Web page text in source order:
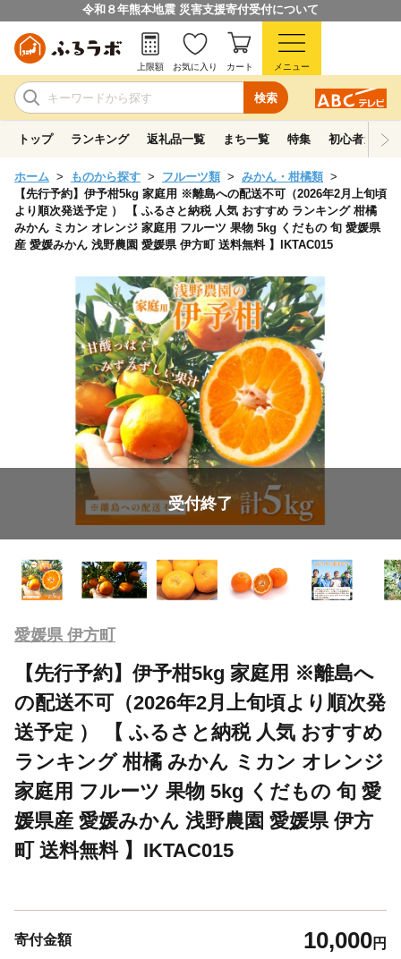
令和８年熊本地震 災害支援寄付受付について
検索
上限額 お気に入り カート メニュー
トップ ランキング 返礼品一覧 まち一覧 特集 初心者ガイド
ホーム ものから探す フルーツ類
みかん・柑橘類
【先行予約】伊予柑5kg 家庭用 ※離島への配送不可（2026年2月上旬頃
より順次発送予定 ） 【 ふるさと納税 人気 おすすめ ランキング 柑橘
みかん ミカン オレンジ 家庭用 フルーツ 果物 5kg くだもの 旬 愛媛県
産 愛媛みかん 浅野農園 愛媛県 伊方町 送料無料 】IKTAC015
受付終了
愛媛県 伊方町
【先行予約】伊予柑5kg 家庭用 ※離島へ
の配送不可（2026年2月上旬頃より順次発
送予定 ） 【 ふるさと納税 人気 おすすめ
ランキング 柑橘 みかん ミカン オレンジ
家庭用 フルーツ 果物 5kg くだもの 旬 愛
媛県産 愛媛みかん 浅野農園 愛媛県 伊方
町 送料無料 】IKTAC015
寄付金額 10,000円